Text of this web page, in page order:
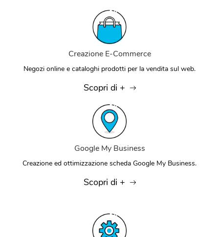
Creazione E-Commerce
Negozi online e cataloghi prodotti per la vendita sul web.
Scopri di +
Google My Business
Creazione ed ottimizzazione scheda Google My Business.
Scopri di +